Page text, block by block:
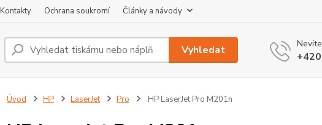
Kontakty Ochrana soukromí Články a návody
Vyhledat
Úvod HP LaserJet Pro HP LaserJet Pro M201n